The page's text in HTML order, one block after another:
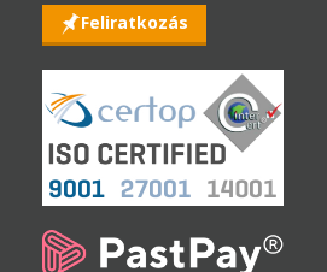
Feliratkozás